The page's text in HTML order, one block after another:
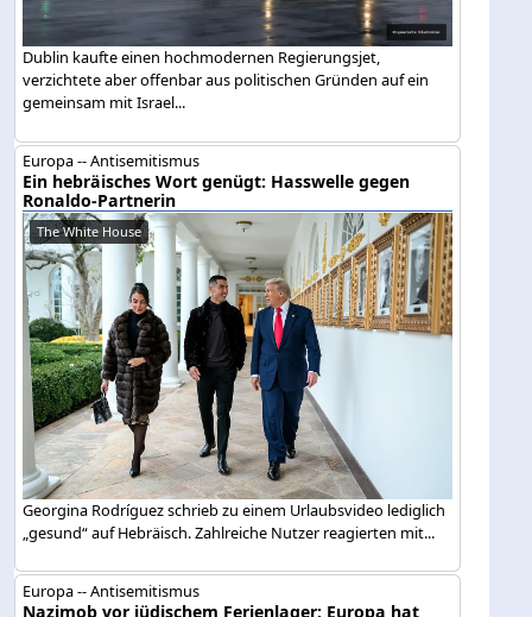
Dublin kaufte einen hochmodernen Regierungsjet,
verzichtete aber offenbar aus politischen Gründen auf ein
gemeinsam mit Israel...
Europa -- Antisemitismus
Ein hebräisches Wort genügt: Hasswelle gegen
Ronaldo-Partnerin
The White House
Georgina Rodríguez schrieb zu einem Urlaubsvideo lediglich
„gesund“ auf Hebräisch. Zahlreiche Nutzer reagierten mit...
Europa -- Antisemitismus
Nazimob vor jüdischem Ferienlager: Europa hat